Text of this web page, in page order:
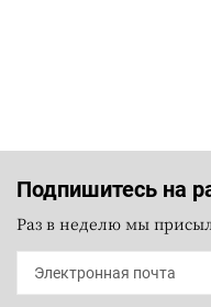
Подпишитесь на
Раз в неделю мы